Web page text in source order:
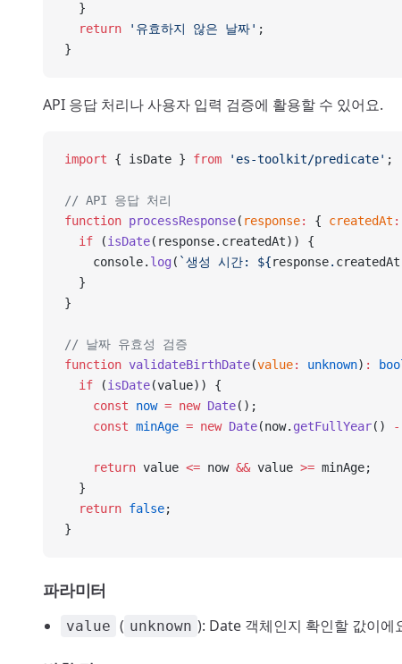
  }
  return
'유효하지 않은 날짜' ;
}
API 응답 처리나 사용자 입력 검증에 활용할 수 있어요.
import { isDate } from 'es-toolkit/predicate' ;
// API 응답 처리
function processResponse( response: { createdAt :
  if
(isDate(response.createdAt)) {
    console.
log ( `생성 시간: ${response. createdAt
  }
}
// 날짜 유효성 검증
function validateBirthDate(value: unknown) :
  if
(isDate(value)) {
    const
now = new Date();
    const
minAge = new Date(now. getFullYear() -
    return
value <= now && value >= minAge;
  }
  return
false;
}
파라미터
value ( unknown ): Date 객체인지 확인할 값이에